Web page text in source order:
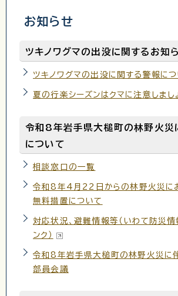
お知らせ
ツキノワグマの出没に関するお知
ツキノワグマの出没に関する警報につ
夏の行楽シーズンはクマに注意しまし
令和8年岩手県大槌町の林野火災
について
相談窓口の一覧
令和8年4月22日からの林野火災に
無料措置について
対応状況、避難情報等（いわて防災情
ンク）
令和8年岩手県大槌町の林野火災に
部員会議